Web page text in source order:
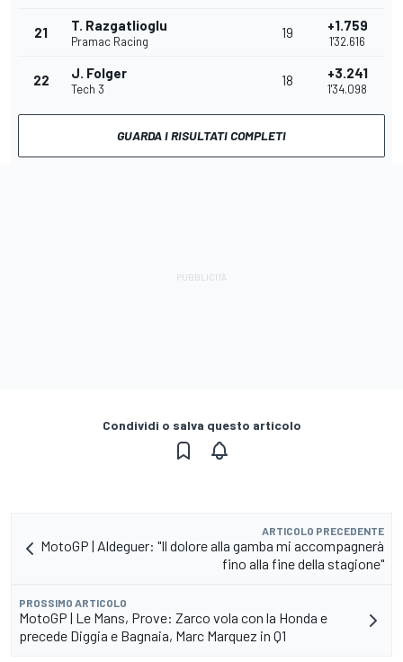
21 T. Razgatlioglu
Pramac Racing
19 +1.759
1'32.616
22 J. Folger
Tech 3
18 +3.241
1'34.098
GUARDA I RISULTATI COMPLETI
Condividi o salva questo articolo
ARTICOLO PRECEDENTE
MotoGP | Aldeguer: "Il dolore alla gamba mi accompagnerà
fino alla fine della stagione"
PROSSIMO ARTICOLO
MotoGP | Le Mans, Prove: Zarco vola con la Honda e
precede Diggia e Bagnaia, Marc Marquez in Q1